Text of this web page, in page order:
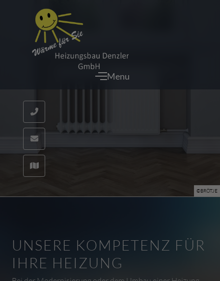
Menu
©BRÖTJE
UNSERE KOMPETENZ FÜR
IHRE HEIZUNG